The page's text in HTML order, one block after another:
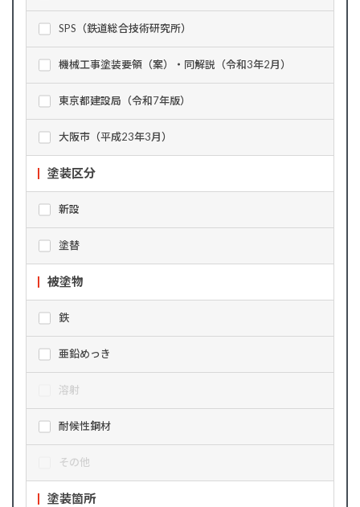
SPS（鉄道総合技術研究所）
機械工事塗装要領（案）・同解説（令和3年2月）
東京都建設局（令和7年版）
大阪市（平成23年3月）
塗装区分
新設
塗替
被塗物
鉄
亜鉛めっき
溶射
耐候性鋼材
その他
塗装箇所